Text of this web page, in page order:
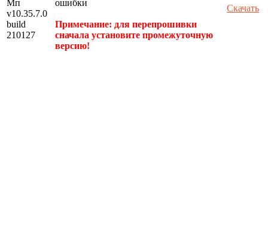
Мп
v10.35.7.0
build
210127
ошибки
Примечание: для перепрошивки
сначала установите промежуточную
версию!
Скачать